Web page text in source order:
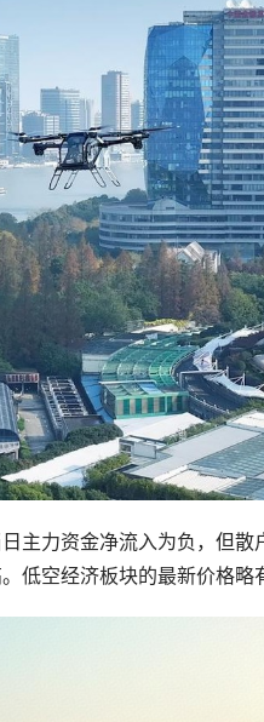
主力资金净流入为负，但
低空经济板块的最新价格略